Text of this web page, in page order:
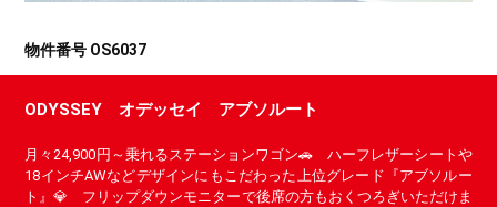
物件番号 OS6037
ODYSSEY オデッセイ アブソルート
月々24,900円～乗れるステーションワゴン🚗 ハーフレザーシートや
18インチAWなどデザインにもこだわった上位グレード『アブソルー
ト』💎 フリップダウンモニターで後席の方もおくつろぎいただけま